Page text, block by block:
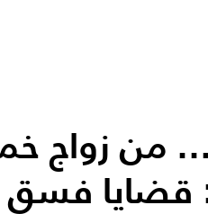
من زواج
قضايا